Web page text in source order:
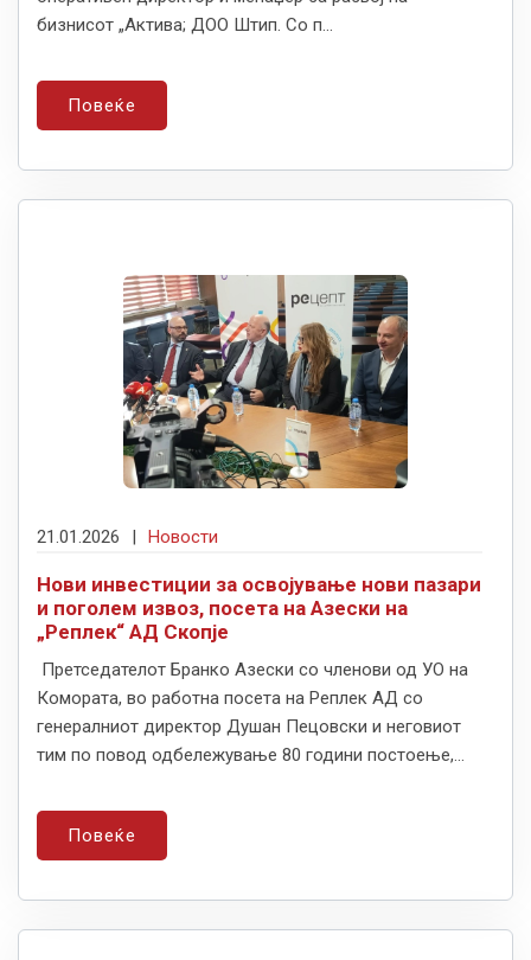
бизнисот „Актива; ДОО Штип. Со п...
Повеќе
21.01.2026 | Новости
Нови инвестиции за освојување нови пазари
и поголем извоз, посета на Азески на
„Реплек“ АД Скопје
Претседателот Бранко Азески со членови од УО на
Комората, во работна посета на Реплек АД со
генералниот директор Душан Пецовски и неговиот
тим по повод одбележување 80 години постоење,...
Повеќе